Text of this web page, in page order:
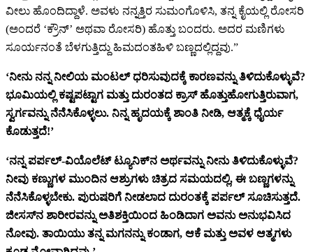
ವೀಲು ಹೊಂದಿದ್ದಾಳೆ. ಅವಳು ನನ್ನತ್ತಿರ ಸುಮಂಗೊಳಿಸಿ, ತನ್ನ ಕೈಯಲ್ಲಿ ರೋಸರಿ
(ಅಂದರೆ ‘ಕ್ರೌನ್’ ಅಥವಾ ರೋಸರಿ) ಹೊತ್ತು ಬಂದರು. ಅದರ ಮಣಿಗಳು
ಸೂರ್ಯನಂತೆ ಬೆಳಗುತ್ತಿದ್ದು ಹಿಮದಂತಹಿಳಿ ಬಣ್ಣದಲ್ಲಿದ್ದವು.”
‘ನೀನು ನನ್ನ ನೀಲಿಯ ಮಂಟಲ್ ಧರಿಸುವುದಕ್ಕೆ ಕಾರಣವನ್ನು ತಿಳಿದುಕೊಳ್ಳುವೆ?
ಭೂಮಿಯಲ್ಲಿ ಕಷ್ಟಪಟ್ಟಾಗ ಮತ್ತು ದುರಂತದ ಕ್ರಾಸ್ ಹೊತ್ತುಹೋಗುತ್ತಿರುವಾಗ,
ಸ್ವರ್ಗವನ್ನು ನೆನೆಸಿಕೊಳ್ಳಲು. ನಿನ್ನ ಹೃದಯಕ್ಕೆ ಶಾಂತಿ ನೀಡಿ, ಆತ್ಮಕ್ಕೆ ಧೈರ್ಯ
ಕೊಡುತ್ತದೆ!’
‘ನನ್ನ ಪರ್ಪಲ್-ವಿಯೊಲೆಟ್ ಟ್ಯೂನಿಕ್‌ನ ಅರ್ಥವನ್ನು ನೀನು ತಿಳಿದುಕೊಳ್ಳುವೆ?
ನೀವು ಕಣ್ಣುಗಳ ಮುಂದಿನ ಆಶ್ರುಗಳು ಚಿತ್ರದ ಸಮಯದಲ್ಲಿ, ಈ ಬಣ್ಣಗಳನ್ನು
ನೆನೆಸಿಕೊಳ್ಳಬೇಕು. ಪುರುಷರಿಗೆ ನೀಡಲಾದ ದುರಂತಕ್ಕೆ ಪರ್ಪಲ್ ಸೂಚಿಸುತ್ತದೆ.
ಜೀಸಸ್‌ನ ಶಾರೀರವನ್ನು ಅತಿಶಕ್ತಿಯಿಂದ ಹಿಂಡಿದಾಗ ಅವನು ಅನುಭವಿಸಿದ
ನೋವು. ತಾಯಿಯು ತನ್ನ ಮಗನನ್ನು ಕಂಡಾಗ, ಆಕೆ ಮತ್ತು ಅವಳ ಆತ್ಮಗಳು